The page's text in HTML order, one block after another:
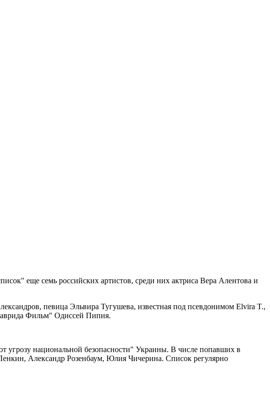
еще семь российских артистов, среди них актриса Вера Алентова и
певица Эльвира Тугушева, известная под псевдонимом Elvira T.,
Фильм" Одиссей Пипия.
угрозу национальной безопасности" Украины. В числе попавших в
Александр Розенбаум, Юлия Чичерина. Список регулярно